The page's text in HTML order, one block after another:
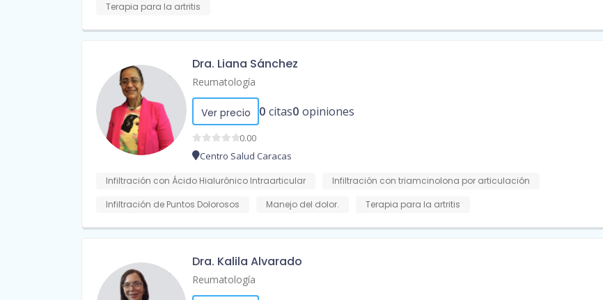
Terapia para la artritis
Dra. Liana Sánchez
Reumatología
Ver precio 0 citas0 opiniones
0.00
Centro Salud Caracas
Infiltración con Ácido Hialurónico Intraarticular
Infiltración con triamcinolona por articulación
Infiltración de Puntos Dolorosos
Manejo del dolor. Terapia para la artritis
Dra. Kalila Alvarado
Reumatología